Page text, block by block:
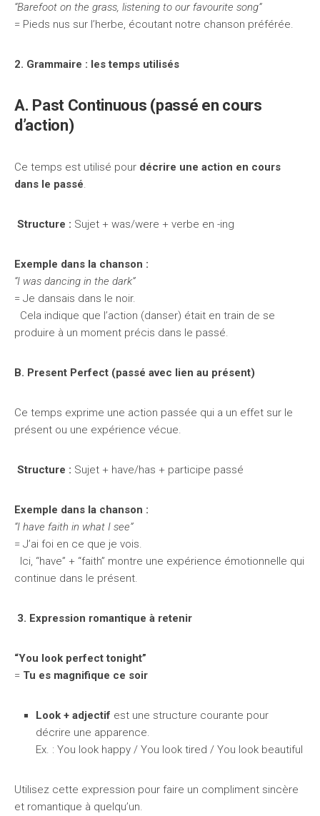
“Barefoot on the grass, listening to our favourite song”
= Pieds nus sur l’herbe, écoutant notre chanson préférée.
2. Grammaire : les temps utilisés
A. Past Continuous (passé en cours
d’action)
Ce temps est utilisé pour décrire une action en cours
dans le passé.
Structure : Sujet + was/were + verbe en -ing
Exemple dans la chanson :
“I was dancing in the dark”
= Je dansais dans le noir.
Cela indique que l’action (danser) était en train de se
produire à un moment précis dans le passé.
B. Present Perfect (passé avec lien au présent)
Ce temps exprime une action passée qui a un effet sur le
présent ou une expérience vécue.
Structure : Sujet + have/has + participe passé
Exemple dans la chanson :
“I have faith in what I see”
= J’ai foi en ce que je vois.
Ici, “have” + “faith” montre une expérience émotionnelle qui
continue dans le présent.
3. Expression romantique à retenir
“You look perfect tonight”
= Tu es magnifique ce soir
Look + adjectif est une structure courante pour
décrire une apparence.
Ex. : You look happy / You look tired / You look beautiful
Utilisez cette expression pour faire un compliment sincère
et romantique à quelqu’un.